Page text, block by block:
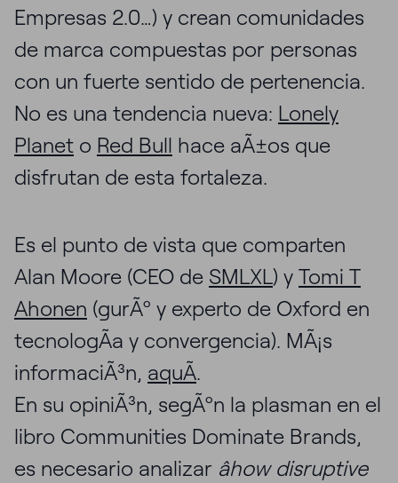
Empresas 2.0…) y crean comunidades
de marca compuestas por personas
con un fuerte sentido de pertenencia.
No es una tendencia nueva: Lonely
Planet o Red Bull hace aÃ±os que
disfrutan de esta fortaleza.
Es el punto de vista que comparten
Alan Moore (CEO de SMLXL) y Tomi T
Ahonen (gurÃº y experto de Oxford en
tecnologÃ­a y convergencia). MÃ¡s
informaciÃ³n, aquÃ­.
En su opiniÃ³n, segÃºn la plasman en el
libro Communities Dominate Brands,
es necesario analizar âhow disruptive